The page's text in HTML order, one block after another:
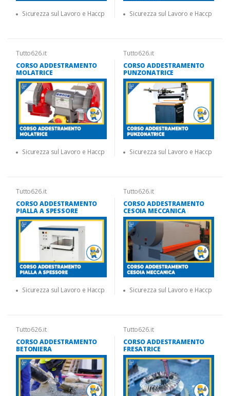
Sicurezza sul Lavoro e Haccp Sicurezza sul Lavoro e Haccp
Tutto626.it
CORSO ADDESTRAMENTO
MOLATRICE
Sicurezza sul Lavoro e Haccp
Tutto626.it
CORSO ADDESTRAMENTO
PUNZONATRICE
Sicurezza sul Lavoro e Haccp
Tutto626.it
CORSO ADDESTRAMENTO
PIALLA A SPESSORE
Sicurezza sul Lavoro e Haccp
Tutto626.it
CORSO ADDESTRAMENTO
CESOIA MECCANICA
Sicurezza sul Lavoro e Haccp
Tutto626.it
CORSO ADDESTRAMENTO
BETONIERA
Tutto626.it
CORSO ADDESTRAMENTO
FRESATRICE